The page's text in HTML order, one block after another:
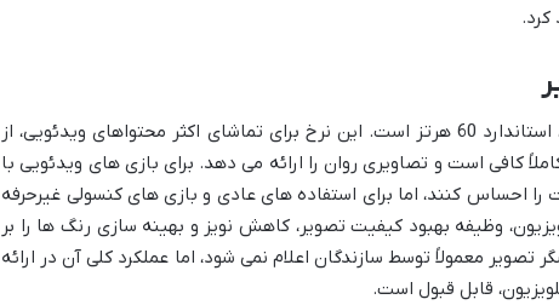
کرد.
نرخ تازه سازی در تلویزیون الیو 43FB6410، استاندارد 60 هرتز است. این نرخ برای تماشای اکثر محتواهای ویدئویی، از
کافی است و تصاویری روان را ارائه می دهد. برای بازی های ویدئویی با
را احساس کنند، اما برای استفاده های عادی و بازی های کنسولی غیرحرفه
وظیفه بهبود کیفیت تصویر، کاهش نویز و بهینه سازی رنگ ها را بر
معمولاً توسط سازندگان اعلام نمی شود، اما عملکرد کلی آن در ارائه